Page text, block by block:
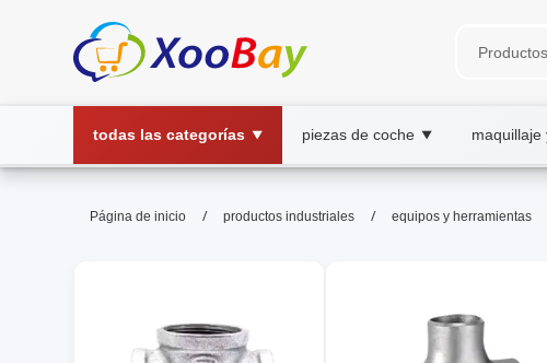
todas las categorías ▼ piezas de coche ▼ maquillaje
equipos y herramientas | XOOBAY
Encuentra equipos y herramientas de calidad para
Página de inicio / productos industriales / equipos y herramientas